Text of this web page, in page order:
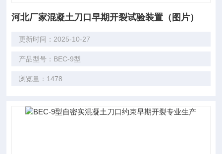
河北厂家混凝土刀口早期开裂试验装置（图片）
更新时间：2025-10-27
产品型号：BEC-9型
浏览量：1478